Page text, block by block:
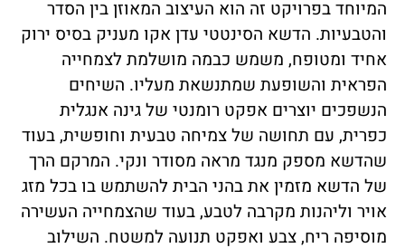
המיוחד בפרויקט זה הוא העיצוב המאוזן בין הסדר
והטבעיות. הדשא הסינטטי עדן אקו מעניק בסיס ירוק
אחיד ומטופח, משמש כבמה מושלמת לצמחייה
הפראית והשופעת שמתנשאת מעליו. השיחים
הנשפכים יוצרים אפקט רומנטי של גינה אנגלית
כפרית, עם תחושה של צמיחה טבעית וחופשית, בעוד
שהדשא מספק מנגד מראה מסודר ונקי. המרקם הרך
של הדשא מזמין את בהני הבית להשתמש בו בכל מזג
אויר וליהנות מקרבה לטבע, בעוד שהצמחייה העשירה
מוסיפה ריח, צבע ואפקט תנועה למשטח. השילוב